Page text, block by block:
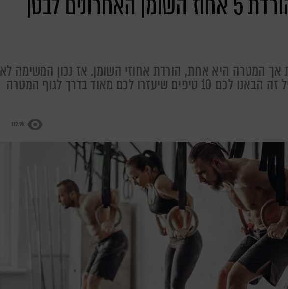
אך המטרה היא אחת, הורדת אחוזי השומן. אז נכון המשימה לא
פשוטה, בדיוק בשביל זה הבאנו לכם 10 טיפים שיעזרו לכם מאוד בדרך לגוף המטרה
112.9k